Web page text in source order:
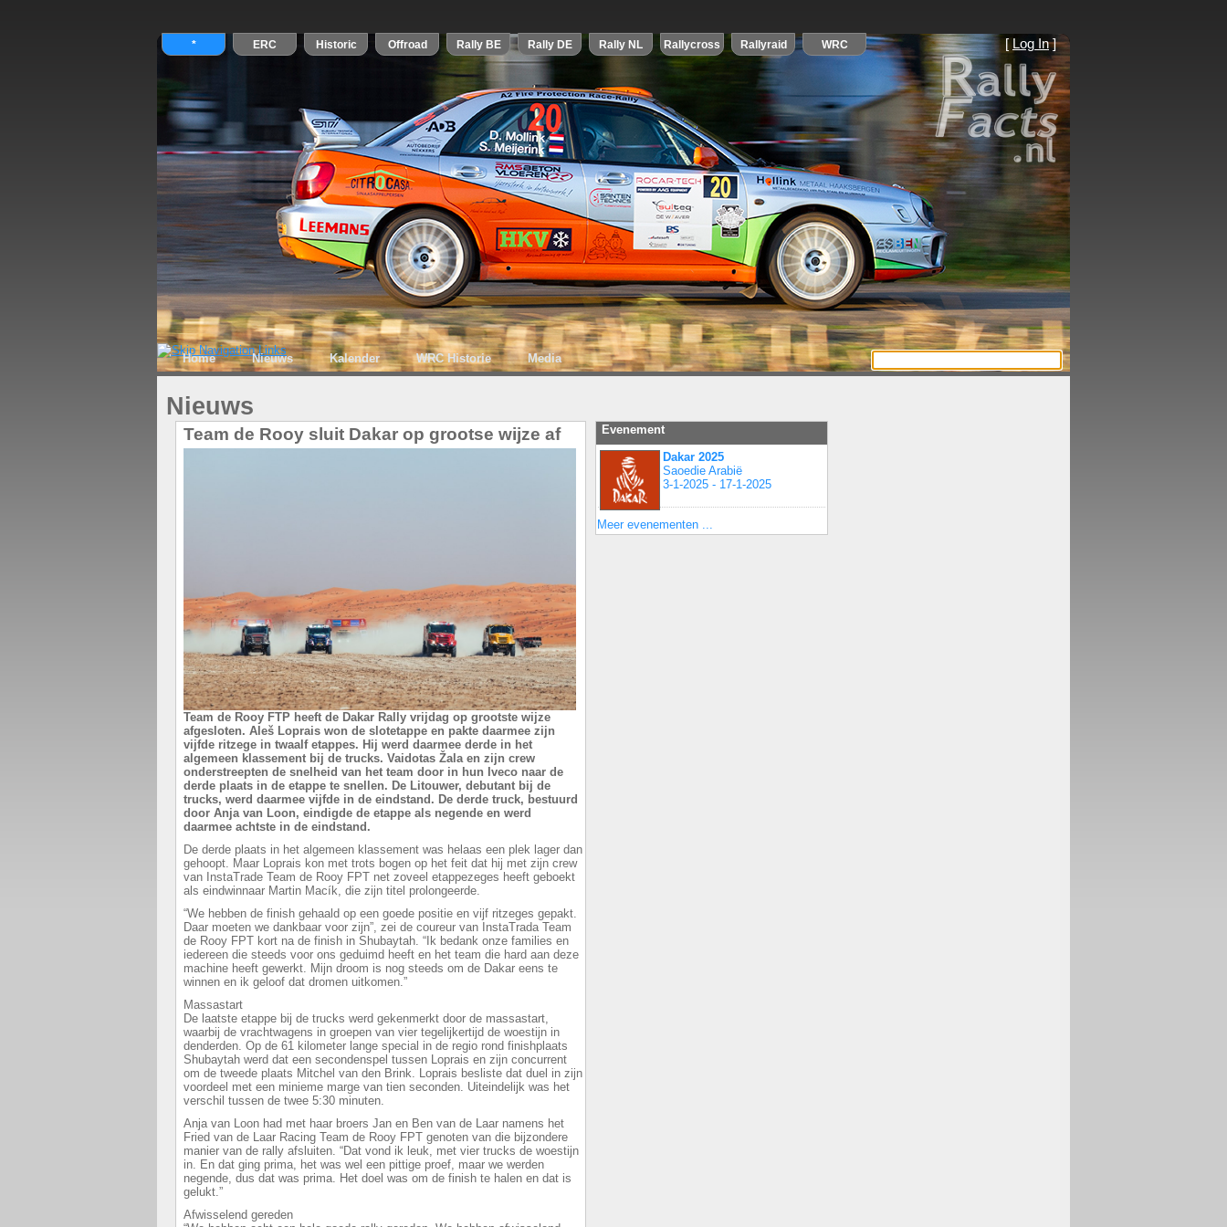
[ Log In]
Home Nieuws Kalender WRC Historie Media
Nieuws
Team de Rooy sluit Dakar op grootse wijze af
Team de Rooy FTP heeft de Dakar Rally vrijdag op grootste wijze
afgesloten. Aleš Loprais won de slotetappe en pakte daarmee zijn
vijfde ritzege in twaalf etappes. Hij werd daarmee derde in het
algemeen klassement bij de trucks. Vaidotas Žala en zijn crew
onderstreepten de snelheid van het team door in hun Iveco naar de
derde plaats in de etappe te snellen. De Litouwer, debutant bij de
trucks, werd daarmee vijfde in de eindstand. De derde truck, bestuurd
door Anja van Loon, eindigde de etappe als negende en werd
daarmee achtste in de eindstand.
De derde plaats in het algemeen klassement was helaas een plek lager dan
gehoopt. Maar Loprais kon met trots bogen op het feit dat hij met zijn crew
van InstaTrade Team de Rooy FPT net zoveel etappezeges heeft geboekt
als eindwinnaar Martin Macík, die zijn titel prolongeerde.
“We hebben de finish gehaald op een goede positie en vijf ritzeges gepakt.
Daar moeten we dankbaar voor zijn”, zei de coureur van InstaTrada Team
de Rooy FPT kort na de finish in Shubaytah. “Ik bedank onze families en
iedereen die steeds voor ons geduimd heeft en het team die hard aan deze
machine heeft gewerkt. Mijn droom is nog steeds om de Dakar eens te
winnen en ik geloof dat dromen uitkomen.”
Massastart
De laatste etappe bij de trucks werd gekenmerkt door de massastart,
waarbij de vrachtwagens in groepen van vier tegelijkertijd de woestijn in
denderden. Op de 61 kilometer lange special in de regio rond finishplaats
Shubaytah werd dat een secondenspel tussen Loprais en zijn concurrent
om de tweede plaats Mitchel van den Brink. Loprais besliste dat duel in zijn
voordeel met een minieme marge van tien seconden. Uiteindelijk was het
verschil tussen de twee 5:30 minuten.
Anja van Loon had met haar broers Jan en Ben van de Laar namens het
Fried van de Laar Racing Team de Rooy FPT genoten van die bijzondere
manier van de rally afsluiten. “Dat vond ik leuk, met vier trucks de woestijn
in. En dat ging prima, het was wel een pittige proef, maar we werden
negende, dus dat was prima. Het doel was om de finish te halen en dat is
gelukt.”
Afwisselend gereden
Evenement
Dakar 2025
Saoedie Arabië
3-1-2025 - 17-1-2025
Meer evenementen ...